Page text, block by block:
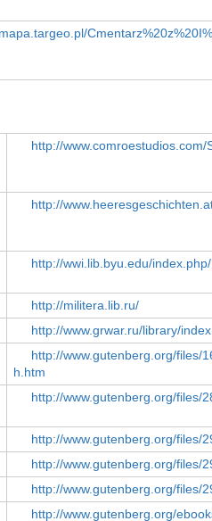
http://www.comroestudios.com/
http://
http://wwi.lib.byu.edu/
http://militera.lib.ru/
http://www.grwar.ru/library/
http://www.gutenberg.org/files/
h.htm
http://www.gutenberg.org/files/
http://www.gutenberg.org/files/
http://www.gutenberg.org/files/
http://www.gutenberg.org/files/
http://www.gutenberg.org/